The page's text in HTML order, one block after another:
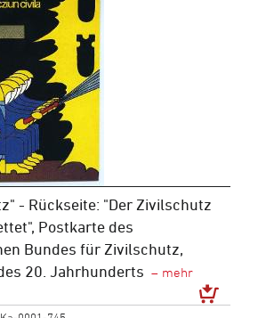
- Rückseite: "Der Zivilschutz
Postkarte des
Bundes für Zivilschutz,
20. Jahrhunderts